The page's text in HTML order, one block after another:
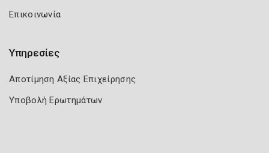
Επικοινωνία
Υπηρεσίες
Αποτίμηση Αξίας Επιχείρησης
Υποβολή Ερωτημάτων